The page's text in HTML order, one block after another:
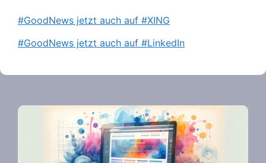
#GoodNews jetzt auch auf #XING
#GoodNews jetzt auch auf #LinkedIn